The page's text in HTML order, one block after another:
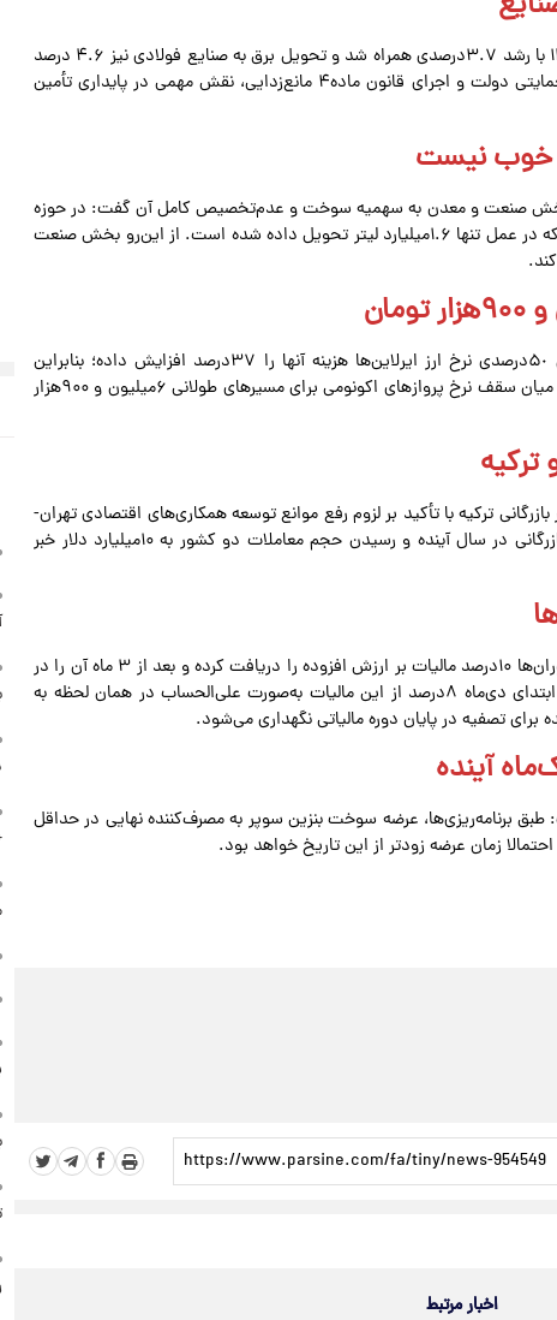
تحویل برق به صنایع انرژی‌بر کشور در آبان‌ماه۱۴۰۴ با رشد ۳.۷‌درصدی همراه شد و تحویل برق به صنایع فولادی نیز ۴.۶ درصد
افزایش یافت. این آمار نشان می‌دهد اقدامات حمایتی دولت و اجرای قانون ماده۴ مانع‌زدایی، نقش مهمی در پایداری تأمین
خوب نیست
بخش صنعت و معدن به سهمیه سوخت و عدم‌تخصیص کامل آن گفت: در حوزه
صنعت، نیاز سالانه به سوخت ۲میلیارد لیتر است که در عمل تنها ۱.۶میلیارد لیتر تحویل داده شده است. از این‌رو بخش صنعت
دبیرانجمن شرکت‌های هواپیمایی گفت: افزایش ۵٠درصدی نرخ ارز ایرلاین‌ها هزینه آنها را ٣٧درصد افزایش داده؛ بنابراین
اصلاح نرخ بلیت امری اجتناب‌ناپذیر است. در این میان سقف نرخ پروازهای اکونومی برای مسیرهای طولانی ۶‌میلیون و ۹۰۰هزار
ترکیه با تأکید بر لزوم رفع موانع توسعه همکاری‌های اقتصادی تهران-
آنکارا، از افزایش ۲میلیارد دلاری حجم مبادلات بازرگانی در سال آینده و رسیدن حجم معاملات دو کشور به ۱۰‌میلیارد دلار خبر
سخنگوی سازمان مالیاتی گفت: پیش از این رستوران‌ها ۱۰درصد مالیات بر ارزش افزوده را دریافت کرده و بعد از ۳ ماه آن را در
اختیار سازمان امور مالیاتی قرار می‌دادند؛ اما از ابتدای دی‌ماه ۸درصد از این مالیات به‌صورت علی‌الحساب در همان لحظه به
آینده
برنامه‌ریزی‌ها، عرضه سوخت بنزین سوپر به مصرف‌کننده نهایی در حداقل
اخبار مرتبط